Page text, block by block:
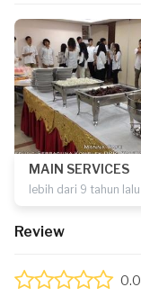
MAIN SERVICES
lebih dari 9 tahun lalu
Review
0.0